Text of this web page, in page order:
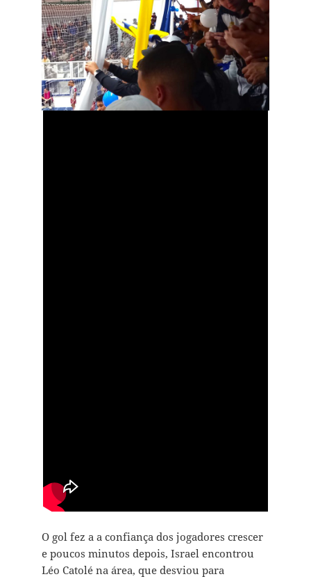
O gol fez a a confiança dos jogadores crescer
e poucos minutos depois, Israel encontrou
Léo Catolé na área, que desviou para